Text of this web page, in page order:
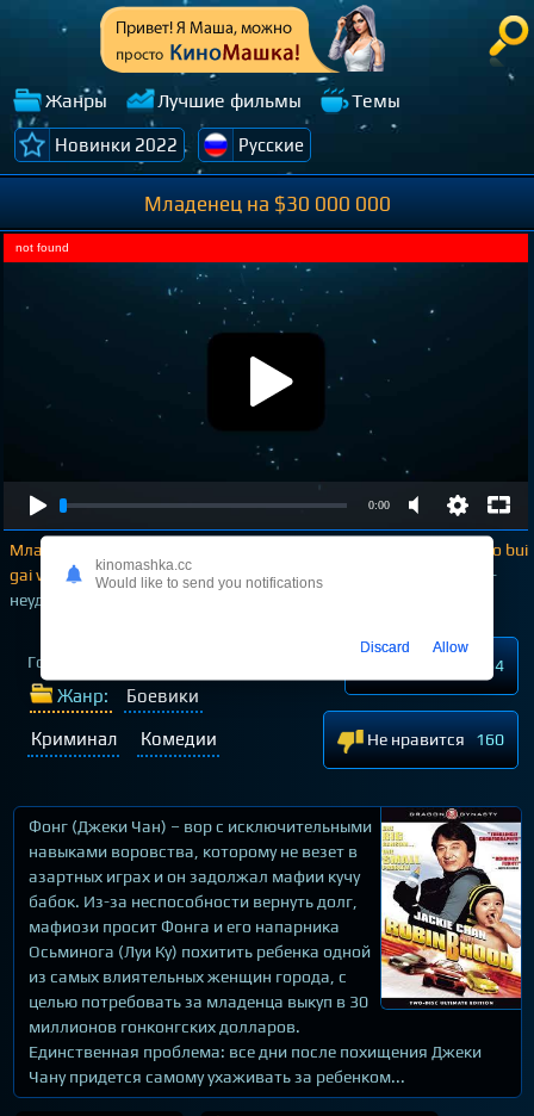
Жанры Лучшие фильмы Темы
Новинки 2022 Русские
Младенец на $30 000 000
0:00
not found
Младенец за тридцать миллионов - Сокровище в пеленках / Bo bui
gai wak - Robin B Hood— комедийный боевик про похитителей-
неудачников
Год выпуска
Жанр: Боевики
Криминал Комедии
964
Не нравится 160
Фонг (Джеки Чан) – вор с исключительными
навыками воровства, которому не везет в
азартных играх и он задолжал мафии кучу
бабок. Из-за неспособности вернуть долг,
мафиози просит Фонга и его напарника
Осьминога (Луи Ку) похитить ребенка одной
из самых влиятельных женщин города, с
целью потребовать за младенца выкуп в 30
миллионов гонконгских долларов.
Единственная проблема: все дни после похищения Джеки
Чану придется самому ухаживать за ребенком...
kinomashka.cc
Would like to send you notifications
Discard Allow